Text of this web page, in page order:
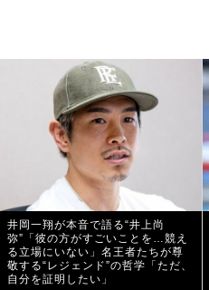
井岡一翔が本音で語る“井上尚
弥”「彼の方がすごいことを…競え
る立場にいない」名王者たちが尊
敬する“レジェンド”の哲学「ただ、
自分を証明したい」